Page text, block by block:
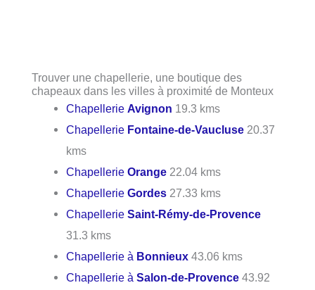
Trouver une chapellerie, une boutique des
chapeaux dans les villes à proximité de Monteux
ChapellerieAvignon 19.3 kms
Chapellerie Fontaine-de-Vaucluse 20.37
kms
ChapellerieOrange 22.04 kms
ChapellerieGordes 27.33 kms
ChapellerieSaint-Rémy-de-Provence
31.3 kms
Chapellerie à Bonnieux 43.06 kms
Chapellerie àSalon-de-Provence 43.92